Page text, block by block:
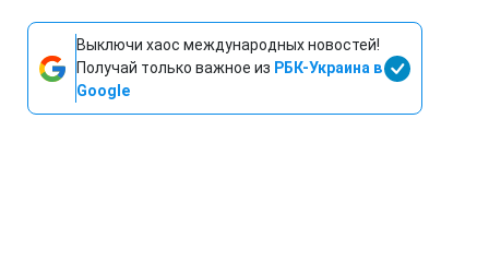
Выключи хаос международных новостей!
Получай только важное из РБК-Украина в
Google